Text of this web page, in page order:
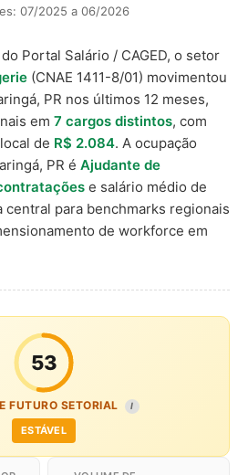
07/2025 a 06/2026
Portal Salário / CAGED, o setor
(CNAE 1411-8/01) movimentou
PR nos últimos 12 meses,
em 7 cargos distintos, com
de R$ 2.084. A ocupação
PR é Ajudante de
e salário médio de
para benchmarks regionais
de workforce em
53
FUTURO SETORIAL I
ESTÁVEL